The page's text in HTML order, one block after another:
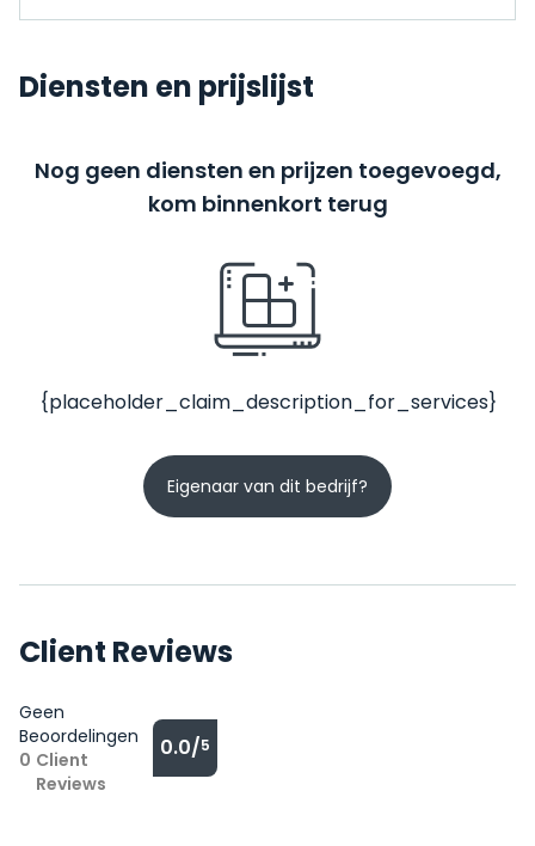
Diensten en prijslijst
Nog geen diensten en prijzen toegevoegd,
kom binnenkort terug
{placeholder_claim_description_for_services}
Eigenaar van dit bedrijf?
Client Reviews
Geen
Beoordelingen
0 Client
Reviews
0.0/5